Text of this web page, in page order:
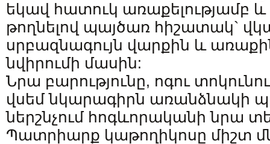
եկավ հատուկ առաքելությամբ
թողնելով պայծառ հիշատակ`
սրբազնագույն վարքին և
նվիրումի մասին:
Նրա բարությունը, ոգու
վսեմ նկարագիրն առանձնակի
ներշնչում հոգևորականի նրա
Պատրիարք կաթողիկոսը միշտ